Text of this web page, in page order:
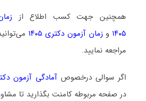
همچنین جهت کسب اطلاع از
۱۴۰۵ و زمان آزمون دکتری ۱۴۰۵
مراجعه نمایید.
اگر سوالی درخصوصآمادگی آزمون
در صفحه مربوطه کامنت بگذارید تا